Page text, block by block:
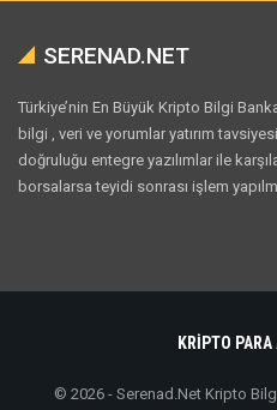
SERENAD.NET
Türkiye’nin En Büyük Kripto Bilgi
bilgi , veri ve yorumlar yatırım
doğruluğu entegre yazılımlar ile
borsalarsa teyidi sonrası işlem
KRİPTO
© 2026 - Serenad.Net Kripto Bilgi